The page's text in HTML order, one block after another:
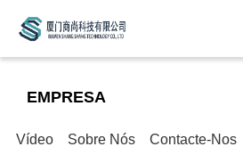
EMPRESA
Vídeo Sobre Nós Contacte-Nos